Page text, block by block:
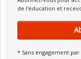
de l'éducation et
* Sans engagement par